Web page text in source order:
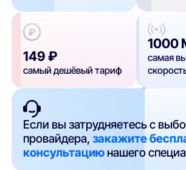
149 ₽
самый дешёвый тариф
1000
самая
Если вы затрудняетесь с
провайдера,закажите
консультацию нашего